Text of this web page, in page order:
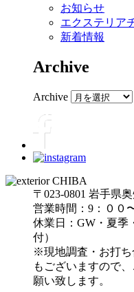
お知らせ
エクステリア
新着情報
Archive
Archive
〒023-0801 岩手県
営業時間：9：００
休業日：GW・夏季
付）
※現地調査・お打ち
もございますので
願い致します。